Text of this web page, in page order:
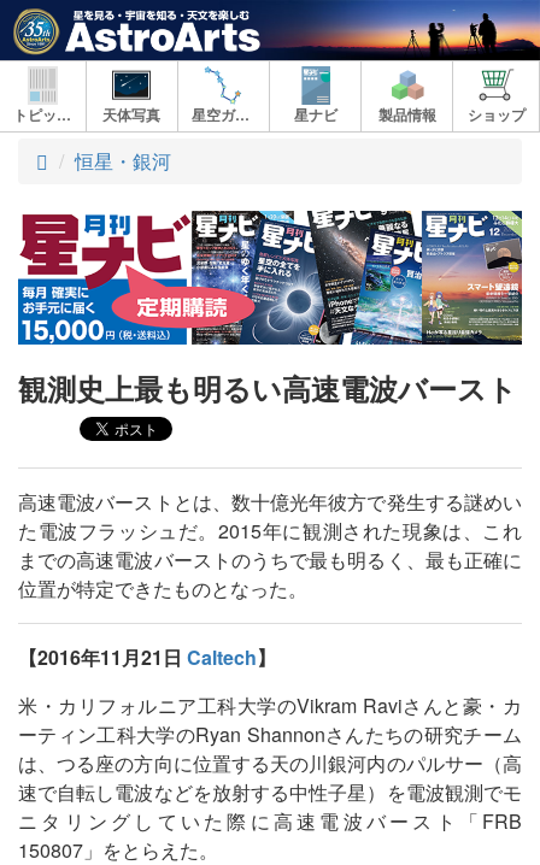
トピックス 天体写真 星空ガイド 星ナビ 製品情報 ショップ
ト
プ
恒星・銀河
観測史上最も明るい高速電波バースト
高速電波バーストとは、数十億光年彼方で発生する謎めい
た電波フラッシュだ。2015年に観測された現象は、これ
までの高速電波バーストのうちで最も明るく、最も正確に
位置が特定できたものとなった。
【2016年11月21日 Caltech】
米・カリフォルニア工科大学のVikram Raviさんと豪・カ
ーティン工科大学のRyan Shannonさんたちの研究チーム
は、つる座の方向に位置する天の川銀河内のパルサー（高
速で自転し電波などを放射する中性子星）を電波観測でモ
ニタリングしていた際に高速電波バースト「FRB
150807」をとらえた。